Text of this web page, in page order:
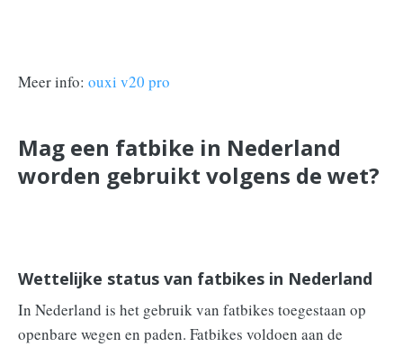
Meer info: ouxi v20 pro
Mag een fatbike in Nederland
worden gebruikt volgens de wet?
Wettelijke status van fatbikes in Nederland
In Nederland is het gebruik van fatbikes toegestaan op
openbare wegen en paden. Fatbikes voldoen aan de